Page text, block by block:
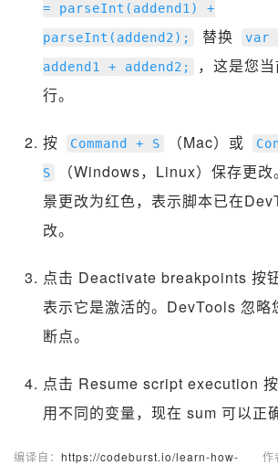
= parseInt ( addend1 )
+
parseInt ( addend2 ); 替换 var
addend1 + addend2 ;
，这是您
行。
按 Command + S （Mac）或
S
（Windows，Linux）保存更
景更改为红色，表示脚本已在
改。
点击 Deactivate breakpoints 按
表示它是激活的。DevTools 忽略
断点。
点击 Resume script execution
用不同的变量，现在 sum 可以正
编译自： https://codeburst.io/learn-how-
作